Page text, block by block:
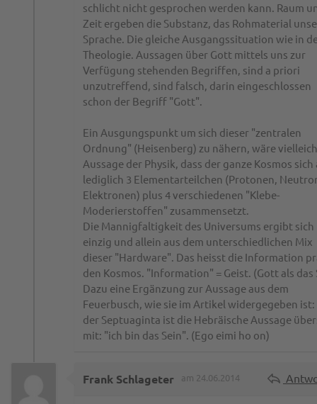
schlicht nicht gesprochen werden kann. Raum
Zeit ergeben die Substanz, das Rohmaterial
Sprache. Die gleiche Ausgangssituation wie in
Theologie. Aussagen über Gott mittels uns zur
Verfügung stehenden Begriffen, sind a priori
unzutreffend, sind falsch, darin eingeschlossen
schon der Begriff "Gott".
Ein Ausgungspunkt um sich dieser "zentralen
Ordnung" (Heisenberg) zu nähern, wäre
Aussage der Physik, dass der ganze Kosmos sich
lediglich 3 Elementarteilchen (Protonen,
Elektronen) plus 4 verschiedenen "Klebe-
Moderierstoffen" zusammensetzt.
Die Mannigfaltigkeit des Universums ergibt sich
einzig und allein aus dem unterschiedlichen Mix
dieser "Hardware". Das heisst die Information
den Kosmos. "Information" = Geist. (Gott als das
Dazu eine Ergänzung zur Aussage aus dem
Feuerbusch, wie sie im Artikel widergegeben
der Septuaginta ist die Hebräische Aussage
mit: "ich bin das Sein". (Ego eimi ho on)
Frank Schlageter am 24.06.2014